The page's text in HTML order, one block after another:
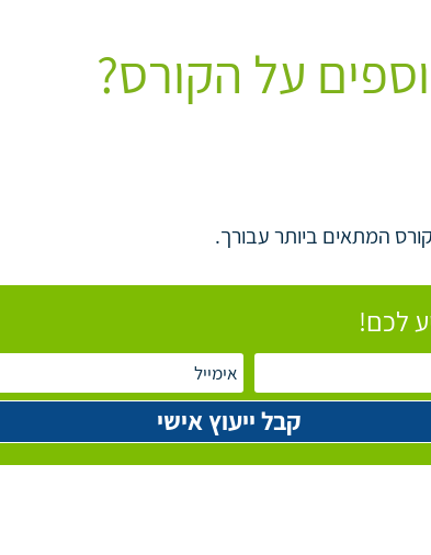
על הקורס?
המתאים ביותר עבורך.
לכם!